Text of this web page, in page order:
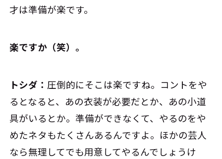
才は準備が楽です。
――楽ですか（笑）。
トシダ： 圧倒的にそこは楽ですね。コントをや
るとなると、あの衣装が必要だとか、あの小道
具がいるとか。準備ができなくて、やるのをや
めたネタもたくさんあるんですよ。ほかの芸人
なら無理してでも用意してやるんでしょうけ